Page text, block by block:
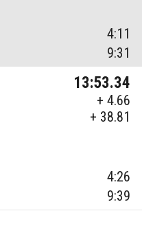
4:11
9:31
13:53.34
+ 4.66
+ 38.81
4:26
9:39